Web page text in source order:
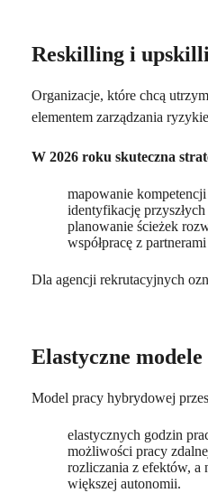
Reskilling i
Organizacje, które chcą
elementem zarządzania
W 2026 roku skuteczna
mapowanie
identyfikację
planowanie ścieżek
współpracę z
Dla agencji rekrutacyjnych
Elastyczne
Model pracy hybrydowej
elastycznych godzin
możliwości pracy
rozliczania z efektów, a
większej autonomii.